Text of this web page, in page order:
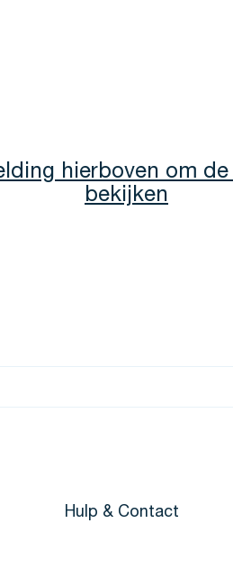
hierboven om
bekijken
Hulp & Contact